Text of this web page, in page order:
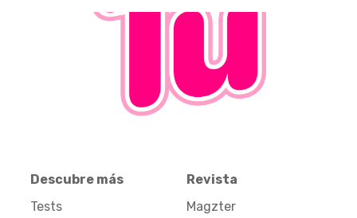
Descubre más
Tests
Revista
Magzter